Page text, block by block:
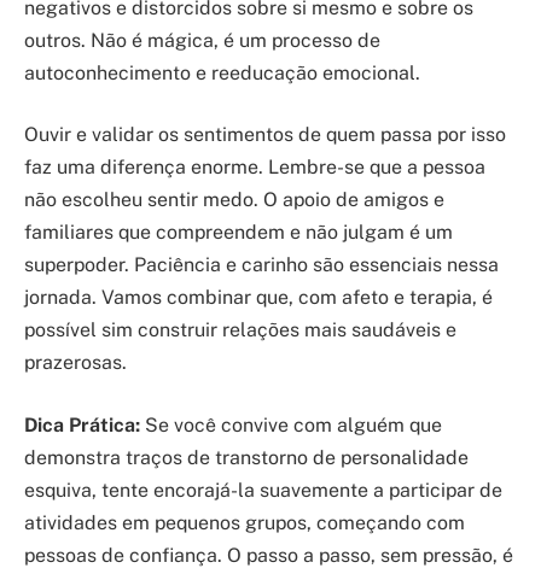
negativos e distorcidos sobre si mesmo e sobre os
outros. Não é mágica, é um processo de
autoconhecimento e reeducação emocional.
Ouvir e validar os sentimentos de quem passa por isso
faz uma diferença enorme. Lembre-se que a pessoa
não escolheu sentir medo. O apoio de amigos e
familiares que compreendem e não julgam é um
superpoder. Paciência e carinho são essenciais nessa
jornada. Vamos combinar que, com afeto e terapia, é
possível sim construir relações mais saudáveis e
prazerosas.
Dica Prática: Se você convive com alguém que
demonstra traços de transtorno de personalidade
esquiva, tente encorajá-la suavemente a participar de
atividades em pequenos grupos, começando com
pessoas de confiança. O passo a passo, sem pressão, é